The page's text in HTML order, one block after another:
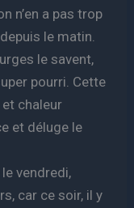
n’en a pas trop
le matin.
le savent,
pourri. Cette
chaleur
et déluge le
vendredi,
car ce soir, il y